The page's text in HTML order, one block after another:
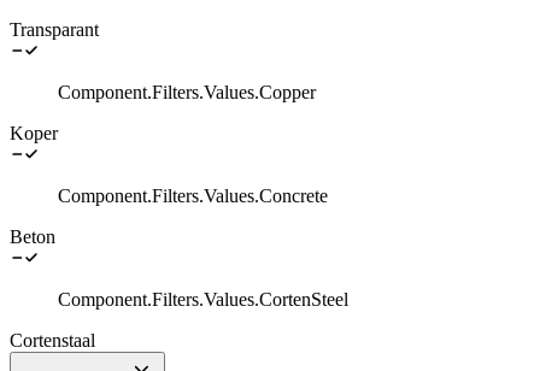
Transparant
Component.Filters.Values.Copper
Koper
Component.Filters.Values.Concrete
Beton
Component.Filters.Values.CortenSteel
Cortenstaal